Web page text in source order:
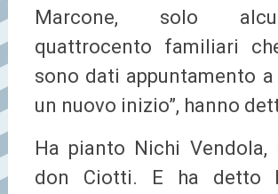
Marcone, solo
quattrocento familiari
sono dati appuntamento a
un nuovo inizio”, hanno
Ha pianto Nichi Vendola,
don Ciotti. E ha detto